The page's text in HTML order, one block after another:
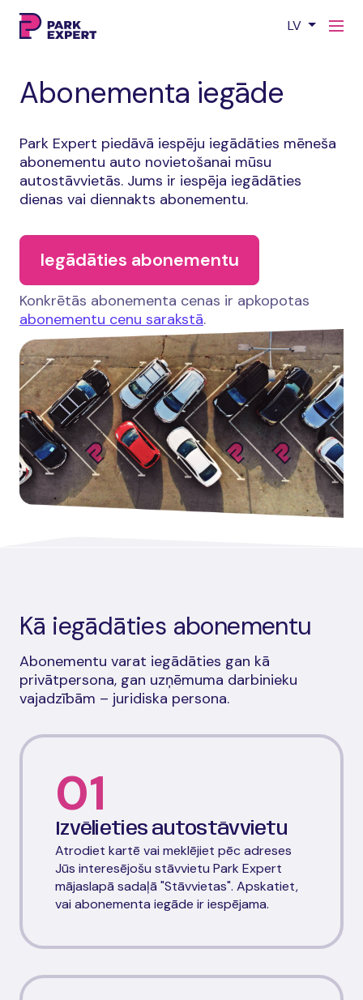
LV
Abonementa iegāde
Park Expert piedāvā iespēju iegādāties mēneša
abonementu auto novietošanai mūsu
autostāvvietās. Jums ir iespēja iegādāties
dienas vai diennakts abonementu.
Iegādāties abonementu
Konkrētās abonementa cenas ir apkopotas
abonementu cenu sarakstā.
Kā iegādāties abonementu
Abonementu varat iegādāties gan kā
privātpersona, gan uzņēmuma darbinieku
vajadzībām – juridiska persona.
01
Izvēlieties autostāvvietu
Atrodiet kartē vai meklējiet pēc adreses
Jūs interesējošu stāvvietu Park Expert
mājaslapā sadaļā "Stāvvietas". Apskatiet,
vai abonementa iegāde ir iespējama.